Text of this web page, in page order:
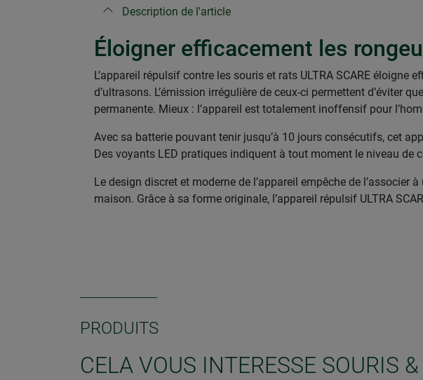
Description de l'article
Éloigner efficacement les
L’appareil répulsif contre les souris et rats ULTRA SCARE
d’ultrasons. L’émission irrégulière de ceux-ci permettent d’éviter
permanente. Mieux : l’appareil est totalement inoffensif pour
Avec sa batterie pouvant tenir jusqu’à 10 jours consécutifs, cet
Des voyants LED pratiques indiquent à tout moment le niveau de
Le design discret et moderne de l’appareil empêche de
maison. Grâce à sa forme originale, l’appareil répulsif ULTRA
PRODUITS
CELA VOUS INTERESSE SOURIS